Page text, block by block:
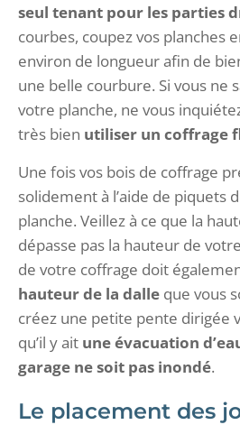
seul tenant pour les parties
courbes, coupez vos planches
environ de longueur afin de
une belle courbure. Si vous ne
votre planche, ne vous
très bien utiliser un coffrage
Une fois vos bois de coffrage
solidement à l’aide de piquets
planche. Veillez à ce que la
dépasse pas la hauteur de
de votre coffrage doit
hauteur de la dalle que vous
créez une petite pente dirigée
qu’il y ait une évacuation
garage ne soit pas inondé.
Le placement des